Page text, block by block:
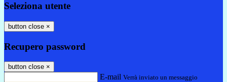
Seleziona utente
button close ×
Recupero password
button close ×
E-mail Verrà inviato un messaggio